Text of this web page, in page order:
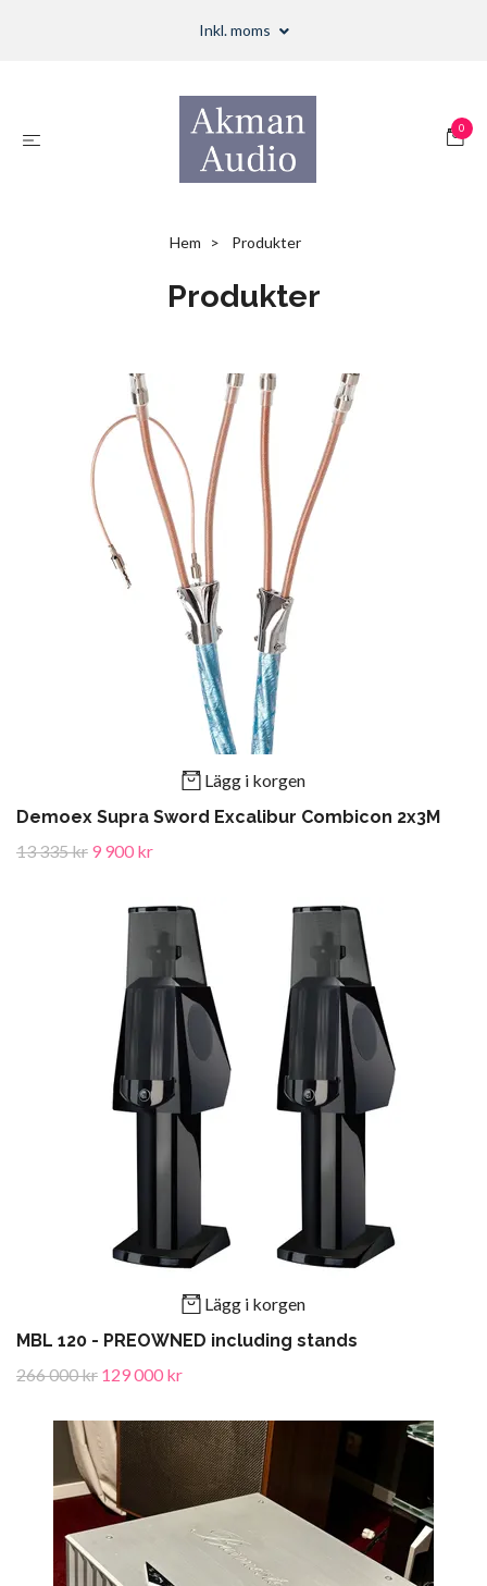
Inkl. moms
0
Hem Produkter
Produkter
Lägg i korgen
Demoex Supra Sword Excalibur Combicon 2x3M
13 335 kr 9 900 kr
Lägg i korgen
MBL 120 - PREOWNED including stands
266 000 kr 129 000 kr